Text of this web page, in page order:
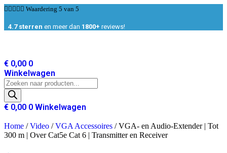
Ga
de
     Waardering 5 van 5
4.7 sterren en meer dan 1800+ reviews!
€ 0,00 0
Winkelwagen
Producten
zoeken
€ 0,00 0 Winkelwagen
Home /Video /VGA Accessoires / VGA- en Audio-Extender | Tot
300 m | Over Cat5e Cat 6 | Transmitter en Receiver